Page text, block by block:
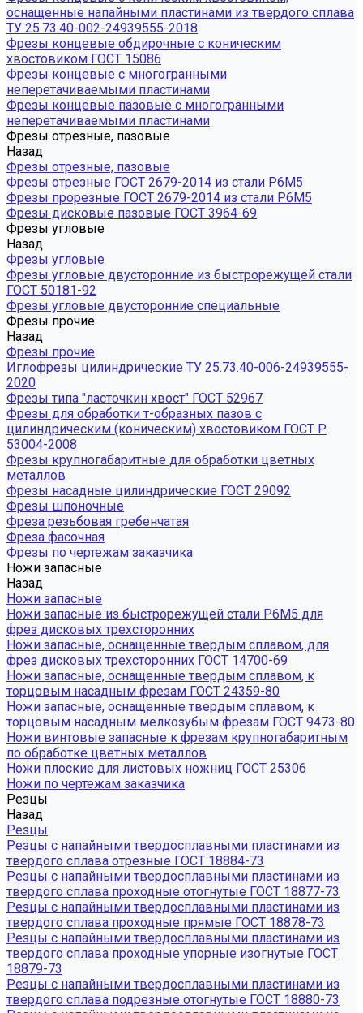
оснащенные напайными пластинами из твердого сплава
ТУ 25.73.40-002-24939555-2018
Фрезы концевые обдирочные с коническим
хвостовиком ГОСТ 15086
Фрезы концевые с многогранными
неперетачиваемыми пластинами
Фрезы концевые пазовые с многогранными
неперетачиваемыми пластинами
Фрезы отрезные, пазовые
Назад
Фрезы отрезные, пазовые
Фрезы отрезные ГОСТ 2679-2014 из стали Р6М5
Фрезы прорезные ГОСТ 2679-2014 из стали Р6М5
Фрезы дисковые пазовые ГОСТ 3964-69
Фрезы угловые
Назад
Фрезы угловые
Фрезы угловые двусторонние из быстрорежущей стали
ГОСТ 50181-92
Фрезы угловые двусторонние специальные
Фрезы прочие
Назад
Фрезы прочие
Иглофрезы цилиндрические ТУ 25.73.40-006-24939555-
2020
Фрезы типа "ласточкин хвост" ГОСТ 52967
Фрезы для обработки т-образных пазов с
цилиндрическим (коническим) хвостовиком ГОСТ Р
53004-2008
Фрезы крупногабаритные для обработки цветных
металлов
Фрезы насадные цилиндрические ГОСТ 29092
Фрезы шпоночные
Фреза резьбовая гребенчатая
Фреза фасочная
Фрезы по чертежам заказчика
Ножи запасные
Назад
Ножи запасные
Ножи запасные из быстрорежущей стали Р6М5 для
фрез дисковых трехсторонних
Ножи запасные, оснащенные твердым сплавом, для
фрез дисковых трехсторонних ГОСТ 14700-69
Ножи запасные, оснащенные твердым сплавом, к
торцовым насадным фрезам ГОСТ 24359-80
Ножи запасные, оснащенные твердым сплавом, к
торцовым насадным мелкозубым фрезам ГОСТ 9473-80
Ножи винтовые запасные к фрезам крупногабаритным
по обработке цветных металлов
Ножи плоские для листовых ножниц ГОСТ 25306
Ножи по чертежам заказчика
Резцы
Назад
Резцы
Резцы с напайными твердосплавными пластинами из
твердого сплава отрезные ГОСТ 18884-73
Резцы с напайными твердосплавными пластинами из
твердого сплава проходные отогнутые ГОСТ 18877-73
Резцы с напайными твердосплавными пластинами из
твердого сплава проходные прямые ГОСТ 18878-73
Резцы с напайными твердосплавными пластинами из
твердого сплава проходные упорные изогнутые ГОСТ
18879-73
Резцы с напайными твердосплавными пластинами из
твердого сплава подрезные отогнутые ГОСТ 18880-73